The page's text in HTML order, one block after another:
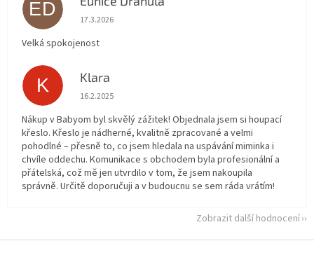
ED Hodnocení obchodu je 5 z 5 hvězdiček.
17.3.2026
Velká spokojenost
K Klara
Hodnocení obchodu je 5 z 5 hvězdiček.
16.2.2025
Nákup v Babyom byl skvělý zážitek! Objednala jsem si houpací
křeslo. Křeslo je nádherné, kvalitně zpracované a velmi
pohodlné – přesně to, co jsem hledala na uspávání miminka i
chvíle oddechu. Komunikace s obchodem byla profesionální a
přátelská, což mě jen utvrdilo v tom, že jsem nakoupila
správně. Určitě doporučuji a v budoucnu se sem ráda vrátím!
Zobrazit další hodnocení